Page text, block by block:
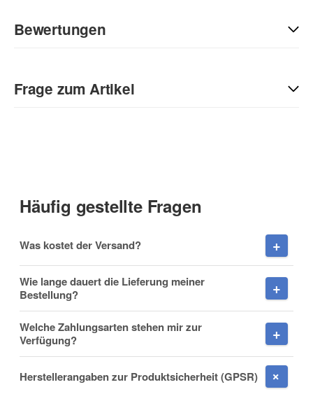
Bewertungen
Sie Anderen bei der Kaufentscheidung:
Frage zum Artikel
Nachname
Firma
Häufig gestellte Fragen
Was kostet der Versand?
Wie lange dauert die Lieferung meiner
Bestellung?
Welche Zahlungsarten stehen mir zur
Verfügung?
Herstellerangaben zur Produktsicherheit (GPSR)